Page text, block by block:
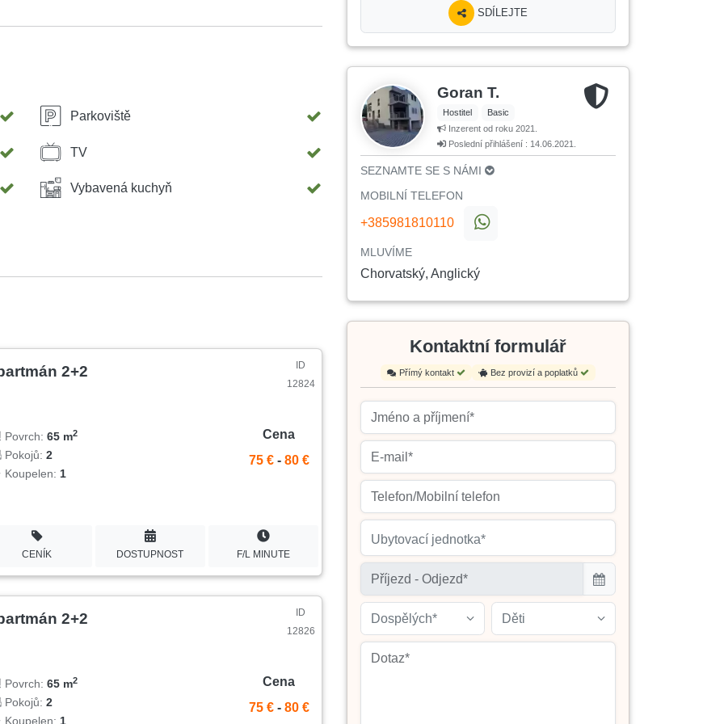
Parkoviště
TV
Vybavená kuchyň
2+2
ID
12824
Povrch:65 m2
Pokojů:2
Koupelen:1
Cena
75 € - 80 €
CENÍK DOSTUPNOST F/L MINUTE
2+2
ID
12826
Povrch:65 m2
Pokojů:2
Koupelen: 1
Cena
75 € - 80 €
SDÍLEJTE
Goran T.
Hostitel
Basic
Inzerent od roku 2021.
Poslední přihlášení : 14.06.2021.
SEZNAMTE SE S NÁMI
MOBILNÍ TELEFON
+385981810110
MLUVÍME
Chorvatský, Anglický
Kontaktní formulář
Přímý kontakt Bez provizí a poplatků
Ubytovací jednotka*
Dospělých* Děti